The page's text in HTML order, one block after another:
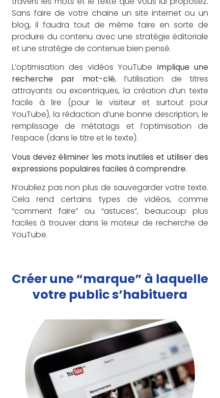
Sans faire de votre chaine un site internet ou un
blog, il faudra tout de même faire en sorte de
produire du contenu avec une stratégie éditoriale
et une stratégie de contenue bien pensé.
L’optimisation des vidéos YouTube implique une
recherche par mot-clé, l’utilisation de titres
attrayants ou excentriques, la création d’un texte
facile à lire (pour le visiteur et surtout pour
YouTube), la rédaction d’une bonne description, le
remplissage de métatags et l’optimisation de
l’espace (dans le titre et le texte).
Vous devez éliminer les mots inutiles et utiliser des
expressions populaires faciles à comprendre.
N’oubliez pas non plus de sauvegarder votre texte.
Cela rend certains types de vidéos, comme
“comment faire” ou “astuces”, beaucoup plus
faciles à trouver dans le moteur de recherche de
YouTube.
Créer une “marque” à laquelle
votre public s’habituera